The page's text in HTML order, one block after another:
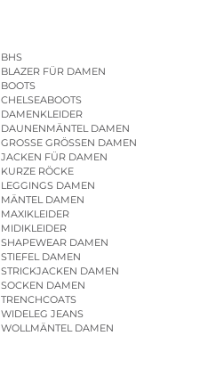
BHS
BLAZER FÜR DAMEN
BOOTS
CHELSEABOOTS
DAMENKLEIDER
DAUNENMÄNTEL DAMEN
GROSSE GRÖSSEN DAMEN
JACKEN FÜR DAMEN
KURZE RÖCKE
LEGGINGS DAMEN
MÄNTEL DAMEN
MAXIKLEIDER
MIDIKLEIDER
SHAPEWEAR DAMEN
STIEFEL DAMEN
STRICKJACKEN DAMEN
SOCKEN DAMEN
TRENCHCOATS
WIDELEG JEANS
WOLLMÄNTEL DAMEN